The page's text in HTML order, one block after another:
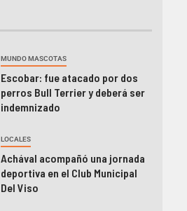
MUNDO MASCOTAS
Escobar: fue atacado por dos
perros Bull Terrier y deberá ser
indemnizado
LOCALES
Achával acompañó una jornada
deportiva en el Club Municipal
Del Viso